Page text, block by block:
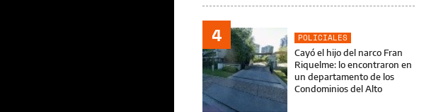
4
POLICIALES
Cayó el hijo del narco Fran
Riquelme: lo encontraron en
un departamento de los
Condominios del Alto